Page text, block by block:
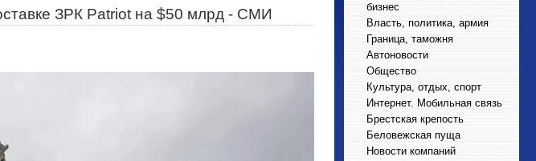
ЗРК Patriot на $50 млрд - СМИ
бизнес
Власть, политика, армия
Граница, таможня
Автоновости
Общество
Культура, отдых, спорт
Интернет. Мобильная связь
Брестская крепость
Беловежская пуща
Новости компаний